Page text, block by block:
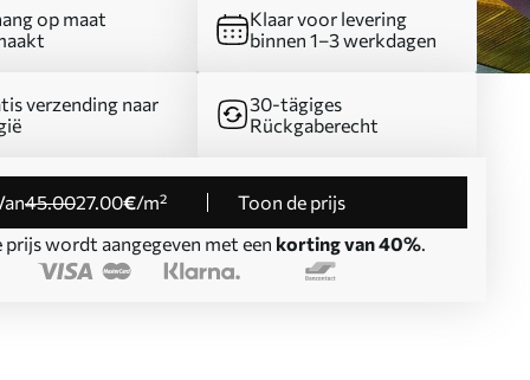
op maat
Klaar voor levering
binnen 1–3 werkdagen
verzending naar
30-tägiges
Rückgaberecht
Van45.0027.00€/m²
Toon de prijs
prijs wordt aangegeven met een korting van 40%.